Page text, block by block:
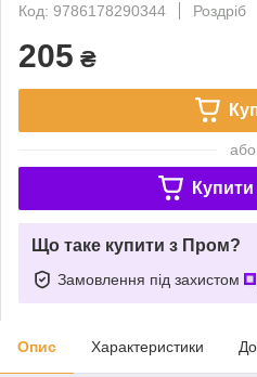
Код: 9786178290344
Роздріб
205 ₴
або
Купити
Що таке купити з Пром?
Замовлення під захистом
Опис Характеристики